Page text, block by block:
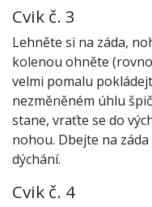
Cvik č. 3
Lehněte si na záda,
kolenou ohněte
velmi pomalu
nezměněném úhlu
stane, vraťte se do
nohou. Dbejte na
dýchání.
Cvik č. 4